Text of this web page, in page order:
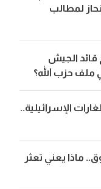
لمطالب
الجيش
ملف حزب الله؟
الإسرائيلية..
ماذا يعني تعثر